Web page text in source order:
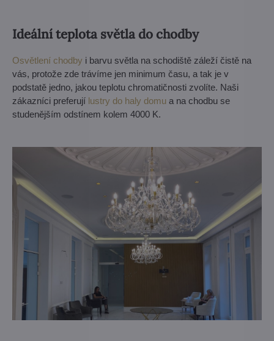
Ideální teplota světla do chodby
Osvětlení chodby i barvu světla na schodiště záleží čistě na
vás, protože zde trávíme jen minimum času, a tak je v
podstatě jedno, jakou teplotu chromatičnosti zvolíte. Naši
zákazníci preferují lustry do haly domu a na chodbu se
studenějším odstínem kolem 4000 K.